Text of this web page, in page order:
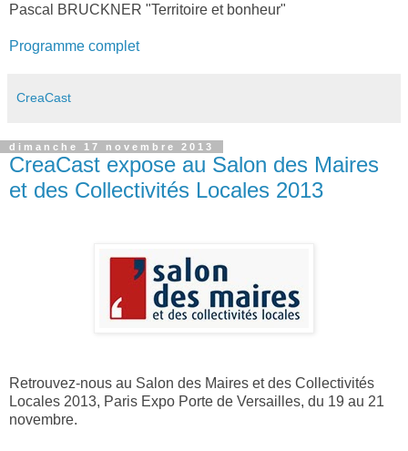
Pascal BRUCKNER "Territoire et bonheur"
Programme complet
CreaCast
dimanche 17 novembre 2013
CreaCast expose au Salon des Maires
et des Collectivités Locales 2013
Retrouvez-nous au Salon des Maires et des Collectivités
Locales 2013, Paris Expo Porte de Versailles, du 19 au 21
novembre.